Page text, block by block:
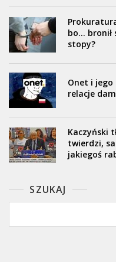
bo… bronił
stopy?
Onet i jego
relacje
Kaczyński
twierdzi,
jakiegoś
SZUKAJ